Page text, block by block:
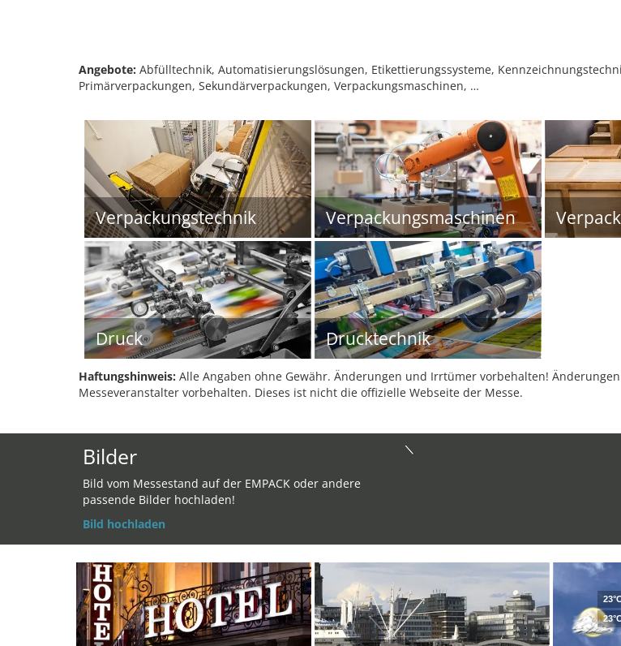
Angebote: Abfülltechnik, Automatisierungslösungen, Etikettierungssysteme,
Primärverpackungen, Sekundärverpackungen, Verpackungsmaschinen, …
Verpackungstechnik Verpackungsmaschinen
Druck Drucktechnik
Haftungshinweis: Alle Angaben ohne Gewähr. Änderungen und Irrtümer vorbehalten!
Messeveranstalter vorbehalten. Dieses ist nicht die offizielle Webseite der Messe.
Bilder
Bild vom Messestand auf der EMPACK oder andere
passende Bilder hochladen!
Bild hochladen